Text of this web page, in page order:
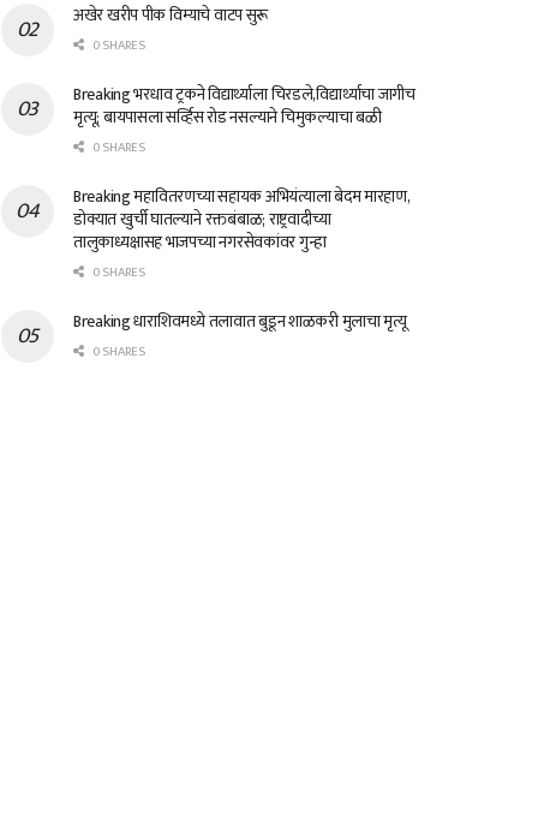
अखेर खरीप पीक विम्याचे वाटप सुरू
0 SHARES
Breaking भरधाव ट्रकने विद्यार्थ्याला चिरडले,विद्यार्थ्याचा जागीच
मृत्यू; बायपासला सर्व्हिस रोड नसल्याने चिमुकल्याचा बळी
0 SHARES
Breaking महावितरणच्या सहायक अभियंत्याला बेदम मारहाण,
डोक्यात खुर्ची घातल्याने रक्तबंबाळ; राष्ट्रवादीच्या
तालुकाध्यक्षासह भाजपच्या नगरसेवकांवर गुन्हा
0 SHARES
Breaking धाराशिवमध्ये तलावात बुडून शाळकरी मुलाचा मृत्यू
0 SHARES